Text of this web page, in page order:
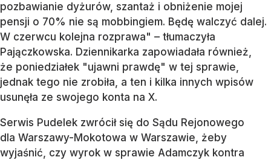
pozbawianie dyżurów, szantaż i obniżenie mojej
pensji o 70% nie są mobbingiem. Będę walczyć dalej.
W czerwcu kolejna rozprawa" – tłumaczyła
Pajączkowska. Dziennikarka zapowiadała również,
że poniedziałek "ujawni prawdę" w tej sprawie,
jednak tego nie zrobiła, a ten i kilka innych wpisów
usunęła ze swojego konta na X.
Serwis Pudelek zwrócił się do Sądu Rejonowego
dla Warszawy-Mokotowa w Warszawie, żeby
wyjaśnić, czy wyrok w sprawie Adamczyk kontra